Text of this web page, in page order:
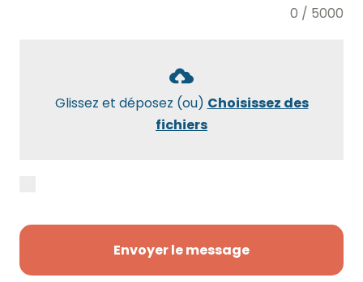
0 / 5000
Glissez et déposez (ou) Choisissez des
fichiers
Envoyer le message